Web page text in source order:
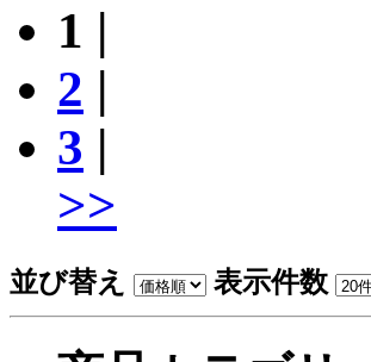
1 |
2 |
3 |
>>
並び替え 表示件数